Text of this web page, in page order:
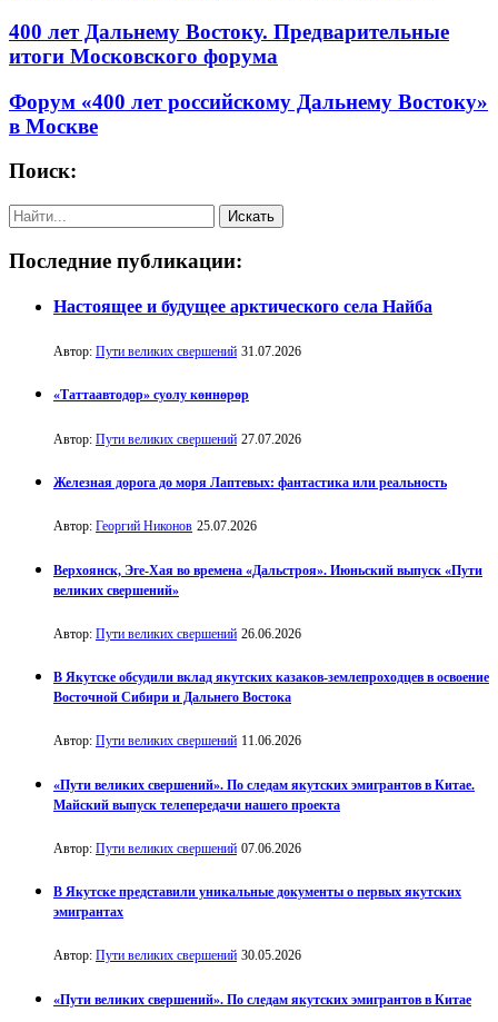
400 лет Дальнему Востоку. Предварительные
итоги Московского форума
Форум «400 лет российскому Дальнему Востоку»
в Москве
Поиск:
Последние публикации:
Настоящее и будущее арктического села Найба
Автор: Пути великих свершений 31.07.2026
«Таттаавтодор» суолу көннөрөр
Автор: Пути великих свершений 27.07.2026
Железная дорога до моря Лаптевых: фантастика или реальность
Автор: Георгий Никонов 25.07.2026
Верхоянск, Эге-Хая во времена «Дальстроя». Июньский выпуск «Пути
великих свершений»
Автор: Пути великих свершений 26.06.2026
В Якутске обсудили вклад якутских казаков-землепроходцев в освоение
Восточной Сибири и Дальнего Востока
Автор: Пути великих свершений 11.06.2026
«Пути великих свершений». По следам якутских эмигрантов в Китае.
Майский выпуск телепередачи нашего проекта
Автор: Пути великих свершений 07.06.2026
В Якутске представили уникальные документы о первых якутских
эмигрантах
Автор: Пути великих свершений 30.05.2026
«Пути великих свершений». По следам якутских эмигрантов в Китае